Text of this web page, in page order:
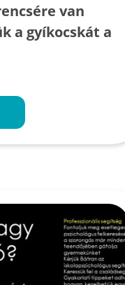
van
a gyíkocskát a